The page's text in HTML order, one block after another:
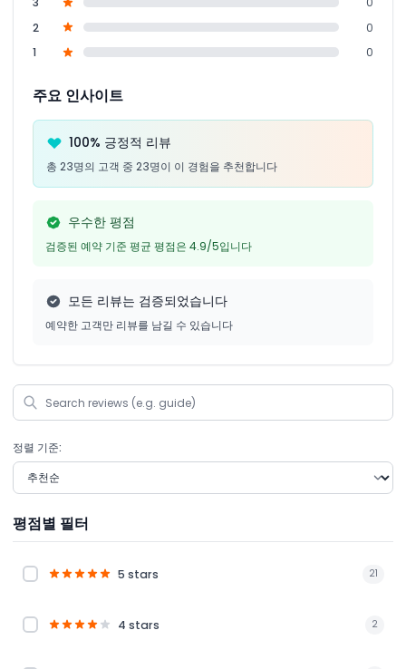
2
0
1
0
주요 인사이트
100% 긍정적 리뷰
총 23명의 고객 중 23명이 이 경험을 추천합니다
우수한 평점
검증된 예약 기준 평균 평점은 4.9/5입니다
모든 리뷰는 검증되었습니다
예약한 고객만 리뷰를 남길 수 있습니다
정렬 기준:
평점별 필터
5 stars 21
4 stars 2